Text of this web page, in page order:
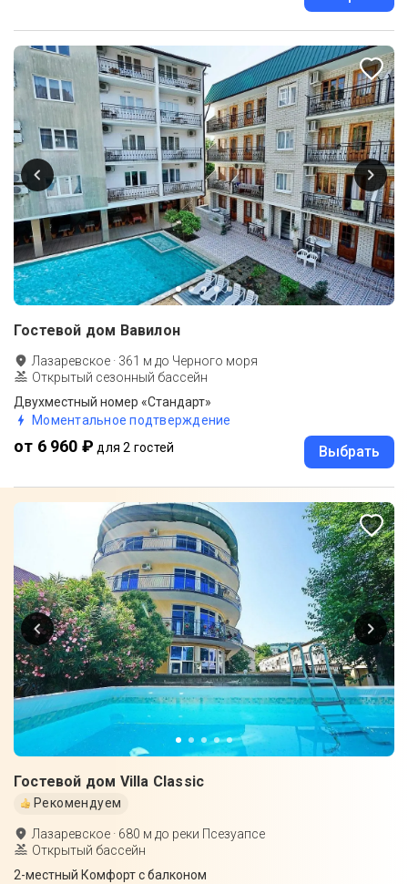
Гостевой дом Вавилон
Лазаревское · 361 м до Черного моря
Открытый сезонный бассейн
Двухместный номер «Стандарт»
Моментальное подтверждение
от 6 960 ₽ для 2 гостей Выбрать
Гостевой дом Villa Classic
Рекомендуем
Лазаревское · 680 м до реки Псезуапсе
Открытый бассейн
2-местный Комфорт с балконом